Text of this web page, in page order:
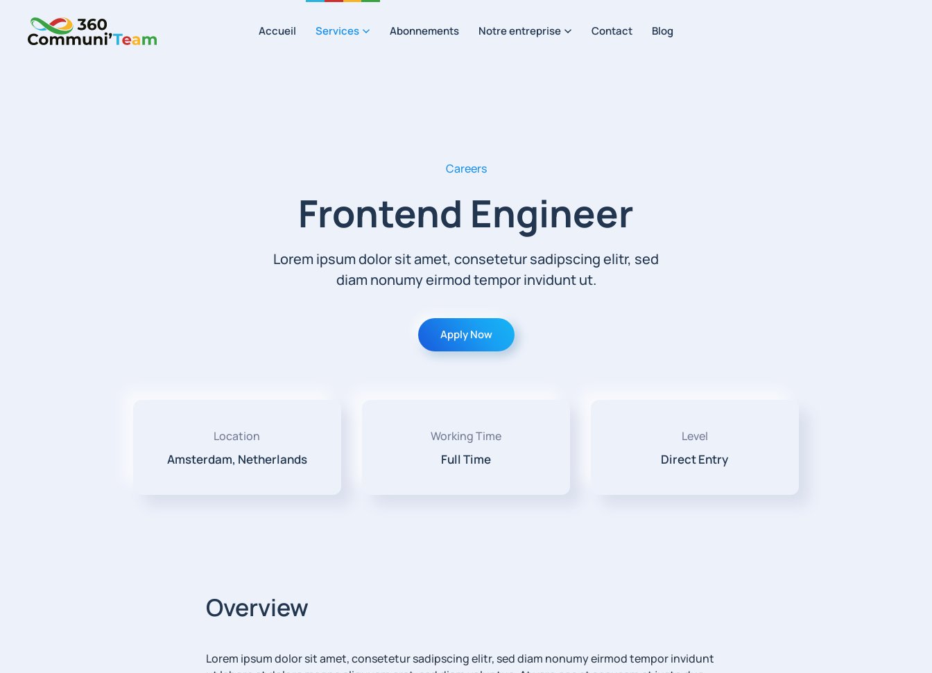
Skip to main content
Accueil Services Abonnements Notre entreprise Contact Blog
Careers
Frontend Engineer
Lorem ipsum dolor sit amet, consetetur sadipscing elitr, sed
diam nonumy eirmod tempor invidunt ut.
Apply Now
Location
Amsterdam, Netherlands
Working Time
Full Time
Level
Direct Entry
Overview
Lorem ipsum dolor sit amet, consetetur sadipscing elitr, sed diam nonumy eirmod tempor invidunt